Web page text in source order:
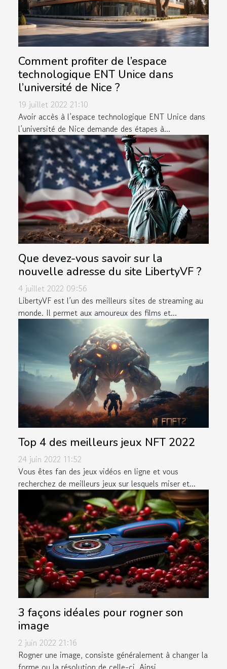
Comment profiter de l’espace
technologique ENT Unice dans
l’université de Nice ?
19 juillet 2022 21:10
Avoir accès à l’espace technologique ENT Unice dans
l’université de Nice demande des étapes à...
Que devez-vous savoir sur la
nouvelle adresse du site LibertyVF ?
4 juillet 2022 09:56
LibertyVF est l’un des meilleurs sites de streaming au
monde. Il permet aux amoureux des films et...
Top 4 des meilleurs jeux NFT 2022
24 juin 2022 11:52
Vous êtes fan des jeux vidéos en ligne et vous
recherchez de meilleurs jeux sur lesquels miser et...
3 façons idéales pour rogner son
image
2 juin 2022 21:16
Rogner une image, consiste généralement à changer la